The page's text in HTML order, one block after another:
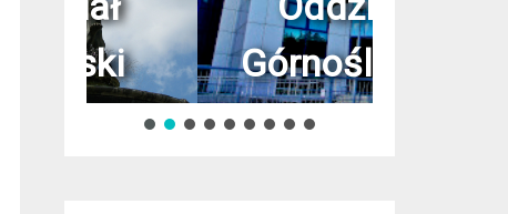
Górnośląski